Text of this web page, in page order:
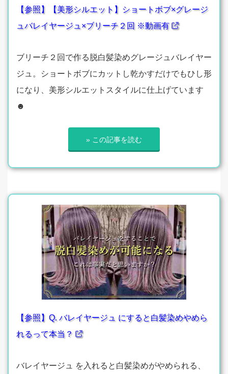
【参照】【美形シルエット】ショートボブ×グレージ
ュバレイヤージュ×ブリーチ２回 ※動画有
ブリーチ２回で作る脱白髪染めグレージュバレイヤー
ジュ。ショートボブにカットし乾かすだけでもひし形
になり、美形シルエットスタイルに仕上げています
☻
» この記事を読む
【参照】Q. バレイヤージュ にすると白髪染めやめら
れるって本当？
バレイヤージュ を入れると白髪染めがやめられる、